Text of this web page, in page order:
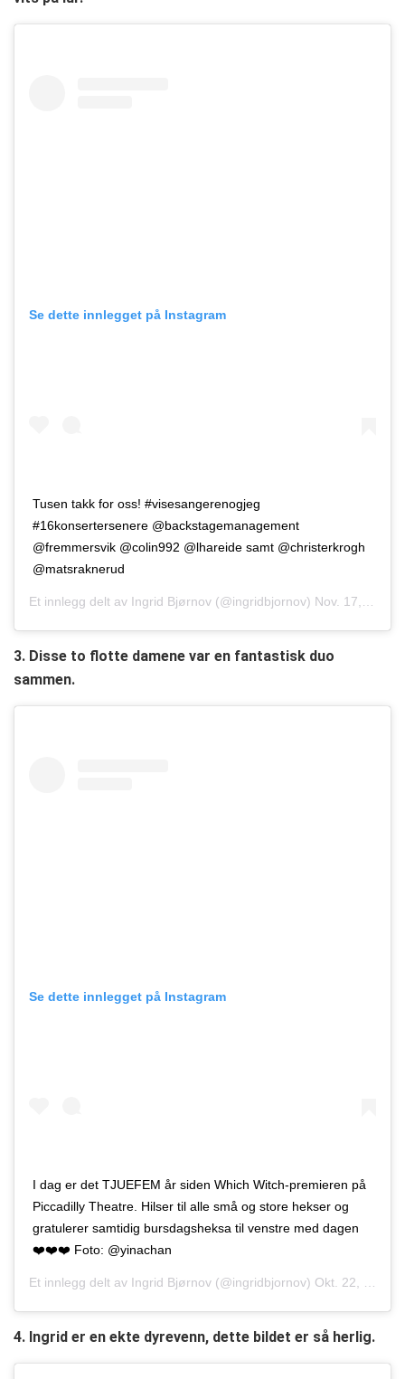
Se dette innlegget på Instagram
Tusen takk for oss! #visesangerenogjeg
#16konsertersenere @backstagemanagement
@fremmersvik @colin992 @lhareide samt @christerkrogh
@matsraknerud
Et innlegg delt av Ingrid Bjørnov (@ingridbjornov) Nov. 17, 2018 kl. 3:40 PST
3. Disse to flotte damene var en fantastisk duo
sammen.
Se dette innlegget på Instagram
I dag er det TJUEFEM år siden Which Witch-premieren på
Piccadilly Theatre. Hilser til alle små og store hekser og
gratulerer samtidig bursdagsheksa til venstre med dagen
❤️❤️❤️ Foto: @yinachan
Et innlegg delt av Ingrid Bjørnov (@ingridbjornov) Okt. 22, 2017 kl. 2:37 PDT
4. Ingrid er en ekte dyrevenn, dette bildet er så herlig.